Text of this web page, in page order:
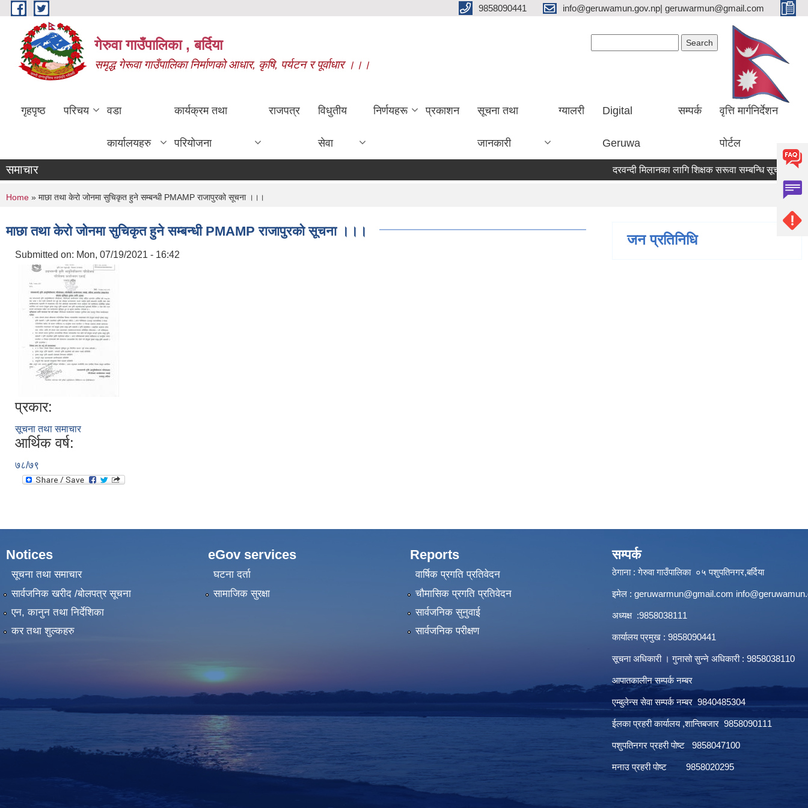
Skip to main content 9858090441 info@geruwamun.gov.np| geruwarmun@gmail.com
गेरुवा गाउँपालिका , बर्दिया
समृद्ध गेरूवा गाउँपालिका निर्माणको आधार, कृषि, पर्यटन र पूर्वाधार ।।।
गृहपृष्ठ परिचय वडा
कार्यालयहरु
कार्यक्रम तथा
परियोजना
राजपत्र विधुतीय
सेवा
निर्णयहरू प्रकाशन सूचना तथा
जानकारी
ग्यालरी Digital
Geruwa
सम्पर्क वृत्ति मार्गनिर्देशन
पोर्टल
समाचार दरवन्दी मिलानका लागि शिक्षक सरूवा सम्बन्धि सूचना
You are here
Home » माछा तथा केरो जोनमा सुचिकृत हुने सम्बन्धी PMAMP राजापुरको सूचना ।।।
माछा तथा केरो जोनमा सुचिकृत हुने सम्बन्धी PMAMP राजापुरको सूचना ।।।
Submitted on: Mon, 07/19/2021 - 16:42
प्रकार:
सूचना तथा समाचार
आर्थिक वर्ष:
७८/७९
जन प्रतिनिधि
Notices
सूचना तथा समाचार
सार्वजनिक खरीद /बोलपत्र सूचना
एन, कानुन तथा निर्देशिका
कर तथा शुल्कहरु
eGov services
घटना दर्ता
सामाजिक सुरक्षा
Reports
वार्षिक प्रगति प्रतिवेदन
चौमासिक प्रगति प्रतिवेदन
सार्वजनिक सुनुवाई
सार्वजनिक परीक्षण
सम्पर्क
ठेगाना : गेरुवा गाउँपालिका ०५ पशुपतिनगर,बर्दिया
इमेल : geruwarmun@gmail.com
अध्यक्ष :9858038111
कार्यालय प्रमुख : 9858090441
सूचना अधिकारी । गुनासो सुन्ने अधिकारी : 9858038110
आपातकालीन सम्पर्क नम्बर
एम्बुलेन्स सेवा सम्पर्क नम्बर 9840485304
ईलका प्रहरी कार्यालय ,शान्तिबजार 9858090111
पशुपतिनगर प्रहरी पोष्ट 9858047100
मनाउ प्रहरी पोष्ट 9858020295